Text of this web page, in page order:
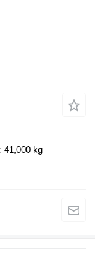
41,000 kg